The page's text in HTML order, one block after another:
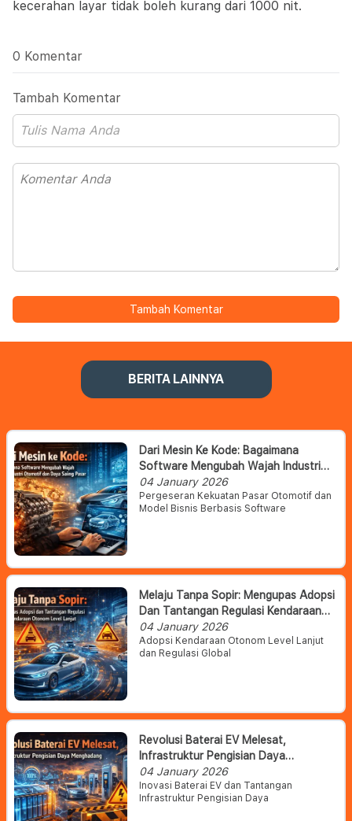
kecerahan layar tidak boleh kurang dari 1000 nit.
0 Komentar
Tambah Komentar
Tambah Komentar
BERITA LAINNYA
Dari Mesin Ke Kode: Bagaimana
Software Mengubah Wajah Industri
Otomotif Dan Daya Saing Pasar
04 January 2026
Pergeseran Kekuatan Pasar Otomotif dan
Model Bisnis Berbasis Software
Melaju Tanpa Sopir: Mengupas Adopsi
Dan Tantangan Regulasi Kendaraan
Otonom Level Lanjut
04 January 2026
Adopsi Kendaraan Otonom Level Lanjut
dan Regulasi Global
Revolusi Baterai EV Melesat,
Infrastruktur Pengisian Daya
Menghadang
04 January 2026
Inovasi Baterai EV dan Tantangan
Infrastruktur Pengisian Daya